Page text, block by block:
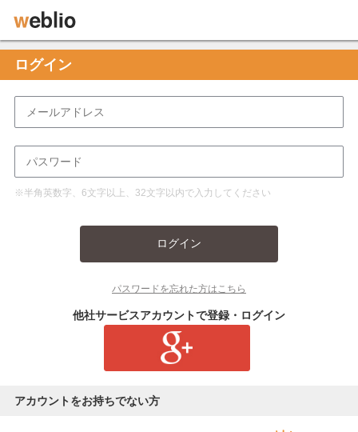
ログイン
※半角英数字、6文字以上、32文字以内で入力してください
ログイン
パスワードを忘れた方はこちら
他社サービスアカウントで登録・ログイン
アカウントをお持ちでない方